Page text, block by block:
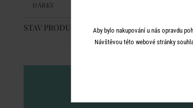
DÁRKY
STAV PRODUKTU
Aby bylo nakupování u nás opravdu
Návštěvou této webové stránky